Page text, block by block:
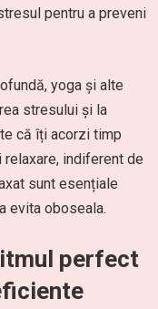
pentru a preveni
yoga și alte
stresului și la
că îți acorzi timp
indiferent de
sunt esențiale
evita oboseala.
perfect